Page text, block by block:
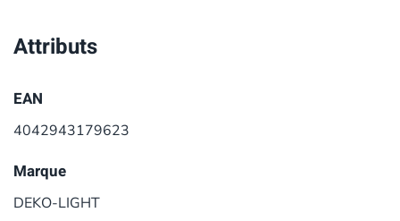
Attributs
EAN
4042943179623
Marque
DEKO-LIGHT